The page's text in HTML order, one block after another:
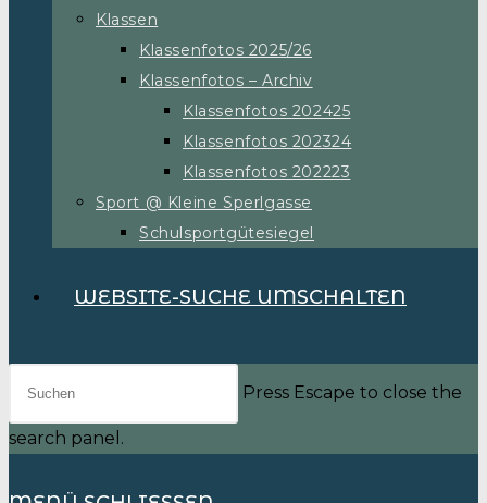
Klassen
Klassenfotos 2025/26
Klassenfotos – Archiv
Klassenfotos 202425
Klassenfotos 202324
Klassenfotos 202223
Sport @ Kleine Sperlgasse
Schulsportgütesiegel
WEBSITE-SUCHE UMSCHALTEN
Press Escape to close the
search panel.